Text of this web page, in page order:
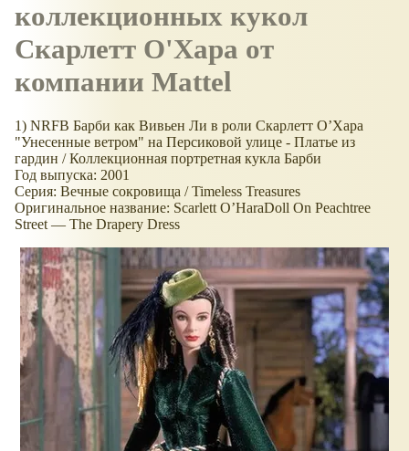
коллекционных кукол
Скарлетт О'Хара от
компании Mattel
1) NRFB Барби как Вивьен Ли в роли Скарлетт О’Хара
"Унесенные ветром" на Персиковой улице - Платье из
гардин / Коллекционная портретная кукла Барби
Год выпуска: 2001
Серия: Вечные сокровища / Timeless Treasures
Оригинальное название: Scarlett O’HaraDoll On Peachtree
Street — The Drapery Dress